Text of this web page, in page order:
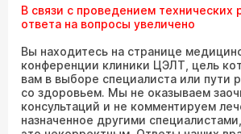
В связи с проведением технических
ответа на вопросы увеличено
Вы находитесь на странице
конференции клиники ЦЭЛТ, цель
вам в выборе специалиста или пути
со здоровьем. Мы не оказываем
консультаций и не комментируем
назначенное другими